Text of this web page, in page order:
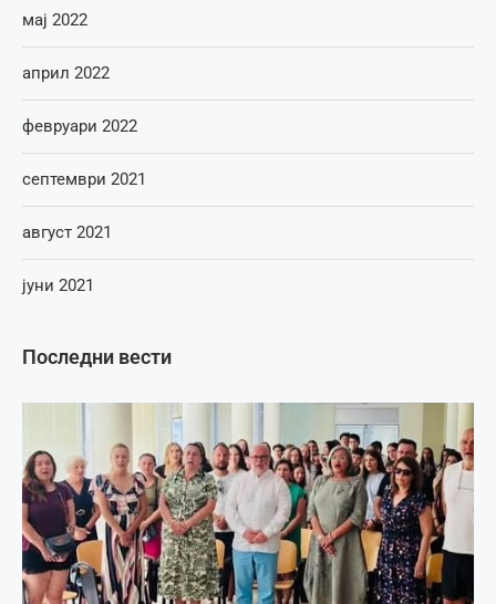
Последни вести
мај 2022
април 2022
февруари 2022
септември 2021
август 2021
јуни 2021